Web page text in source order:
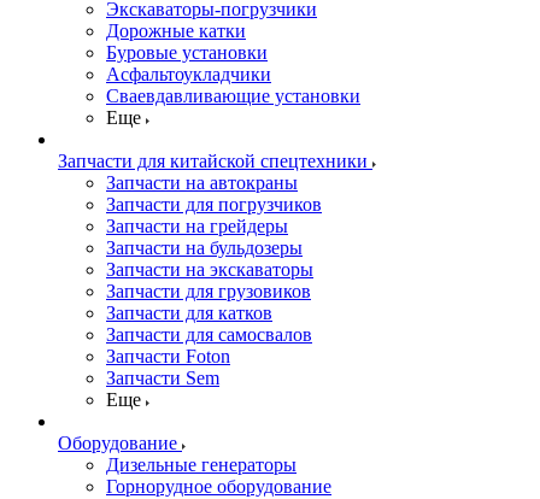
Экскаваторы-погрузчики
Дорожные катки
Буровые установки
Асфальтоукладчики
Сваевдавливающие установки
Еще
Запчасти для китайской спецтехники
Запчасти на автокраны
Запчасти для погрузчиков
Запчасти на грейдеры
Запчасти на бульдозеры
Запчасти на экскаваторы
Запчасти для грузовиков
Запчасти для катков
Запчасти для самосвалов
Запчасти Foton
Запчасти Sem
Еще
Оборудование
Дизельные генераторы
Горнорудное оборудование